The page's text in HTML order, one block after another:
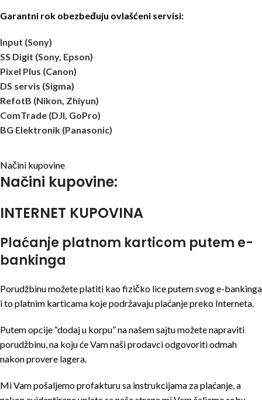
Garantni rok obezbeđuju ovlašćeni servisi:
Input (Sony)
SS Digit (Sony, Epson)
Pixel Plus (Canon)
DS servis (Sigma)
RefotB (Nikon, Zhiyun)
ComTrade (DJI, GoPro)
BG Elektronik (Panasonic)
Načini kupovine
Načini kupovine:
INTERNET KUPOVINA
Plaćanje platnom karticom putem e-
bankinga
Porudžbinu možete platiti kao fizičko lice putem svog e-bankinga
i to platnim karticama koje podržavaju plaćanje preko Interneta.
Putem opcije “dodaj u korpu” na našem sajtu možete napraviti
porudžbinu, na koju će Vam naši prodavci odgovoriti odmah
nakon provere lagera.
Mi Vam pošaljemo profakturu sa instrukcijama za plaćanje, a